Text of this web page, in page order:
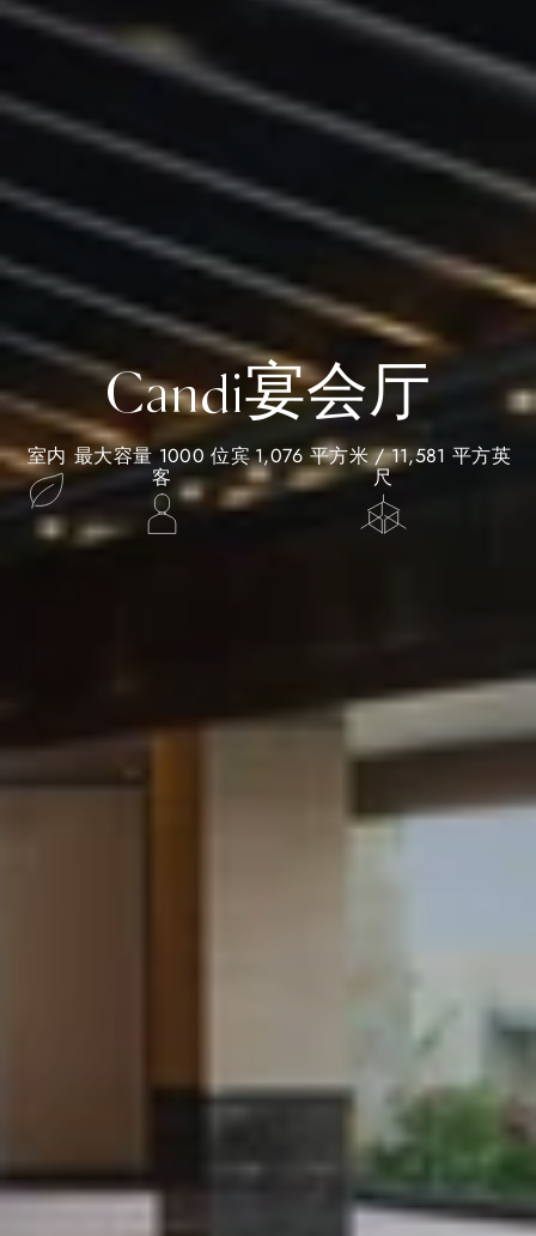
Candi宴会厅
室内 最大容量 1000 位宾
客
1,076 平方米 / 11,581 平方英
尺